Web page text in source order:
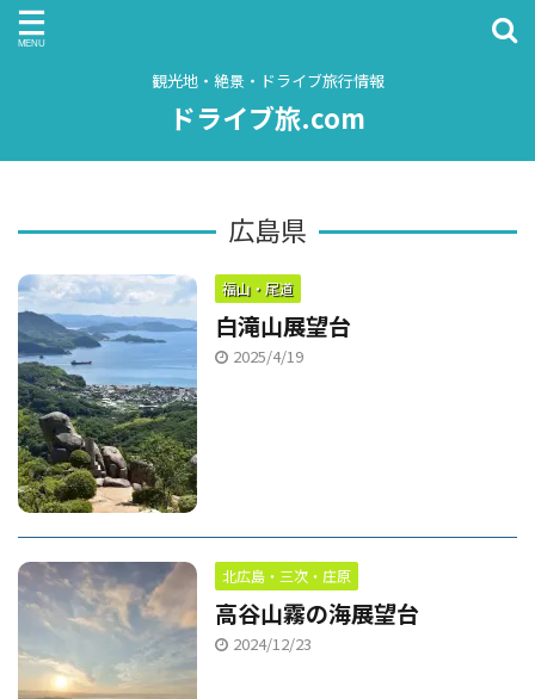
観光地・絶景・ドライブ旅行情報
ドライブ旅.com
広島県
福山・尾道
白滝山展望台
2025/4/19
北広島・三次・庄原
高谷山霧の海展望台
2024/12/23